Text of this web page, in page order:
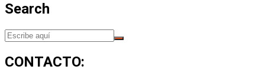
Search
CONTACTO: